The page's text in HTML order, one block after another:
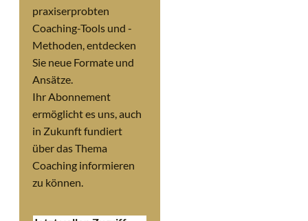
praxiserprobten
Coaching-Tools und -
Methoden, entdecken
Sie neue Formate und
Ansätze.
Ihr Abonnement
ermöglicht es uns, auch
in Zukunft fundiert
über das Thema
Coaching informieren
zu können.